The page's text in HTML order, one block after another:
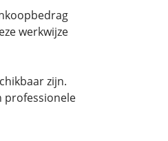
werkwijze
zijn.
professionele